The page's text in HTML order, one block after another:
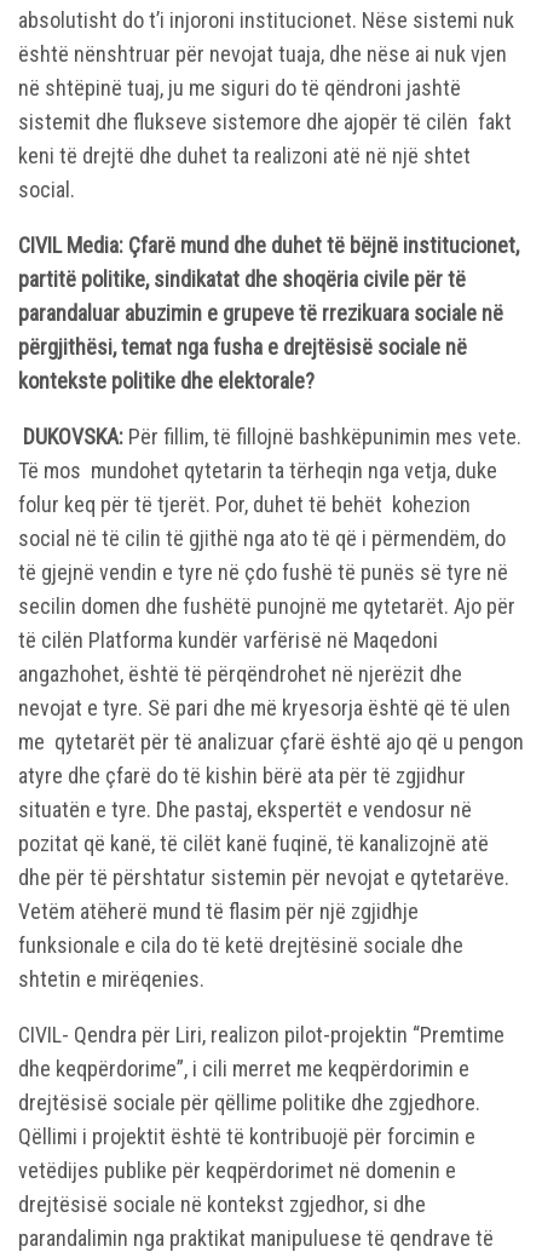
absolutisht do t’i injoroni institucionet. Nëse sistemi nuk
është nënshtruar për nevojat tuaja, dhe nëse ai nuk vjen
në shtëpinë tuaj, ju me siguri do të qëndroni jashtë
sistemit dhe flukseve sistemore dhe ajopër të cilën fakt
keni të drejtë dhe duhet ta realizoni atë në një shtet
social.
CIVIL Media: Çfarë mund dhe duhet të bëjnë institucionet,
partitë politike, sindikatat dhe shoqëria civile për të
parandaluar abuzimin e grupeve të rrezikuara sociale në
përgjithësi, temat nga fusha e drejtësisë sociale në
kontekste politike dhe elektorale?
DUKOVSKA: Për fillim, të fillojnë bashkëpunimin mes vete.
Të mos mundohet qytetarin ta tërheqin nga vetja, duke
folur keq për të tjerët. Por, duhet të behët kohezion
social në të cilin të gjithë nga ato të që i përmendëm, do
të gjejnë vendin e tyre në çdo fushë të punës së tyre në
secilin domen dhe fushëtë punojnë me qytetarët. Ajo për
të cilën Platforma kundër varfërisë në Maqedoni
angazhohet, është të përqëndrohet në njerëzit dhe
nevojat e tyre. Së pari dhe më kryesorja është që të ulen
me qytetarët për të analizuar çfarë është ajo që u pengon
atyre dhe çfarë do të kishin bërë ata për të zgjidhur
situatën e tyre. Dhe pastaj, ekspertët e vendosur në
pozitat që kanë, të cilët kanë fuqinë, të kanalizojnë atë
dhe për të përshtatur sistemin për nevojat e qytetarëve.
Vetëm atëherë mund të flasim për një zgjidhje
funksionale e cila do të ketë drejtësinë sociale dhe
shtetin e mirëqenies.
CIVIL- Qendra për Liri, realizon pilot-projektin “Premtime
dhe keqpërdorime”, i cili merret me keqpërdorimin e
drejtësisë sociale për qëllime politike dhe zgjedhore.
Qëllimi i projektit është të kontribuojë për forcimin e
vetëdijes publike për keqpërdorimet në domenin e
drejtësisë sociale në kontekst zgjedhor, si dhe
parandalimin nga praktikat manipuluese të qendrave të